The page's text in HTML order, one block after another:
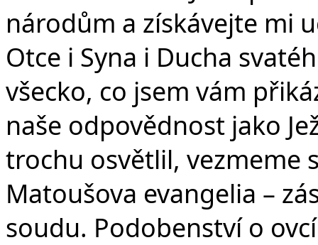
národům a získávejte mi
Otce i Syna i Ducha
všecko, co jsem vám
naše odpovědnost jako
trochu osvětlil, vezmeme
Matoušova evangelia –
soudu. Podobenství o